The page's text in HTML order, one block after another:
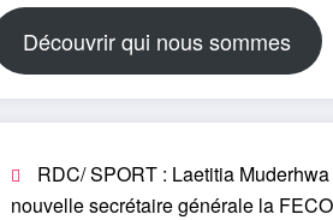
Découvrir qui nous sommes
RDC/ SPORT : Laetitia
nouvelle secrétaire générale la